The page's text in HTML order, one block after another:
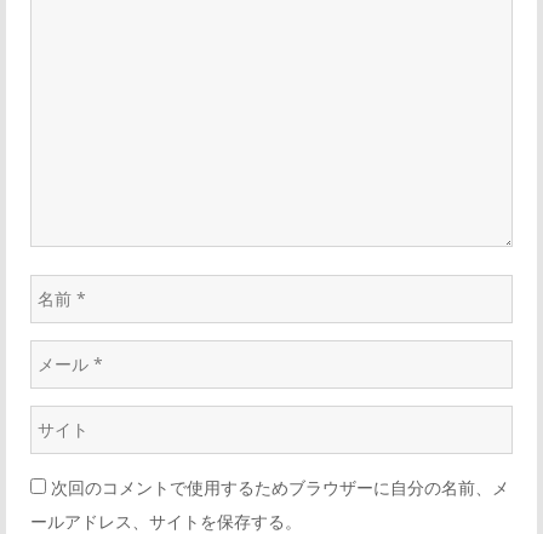
次回のコメントで使用するためブラウザーに自分の名前、メ
ールアドレス、サイトを保存する。